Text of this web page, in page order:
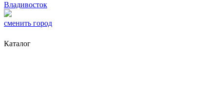
Владивосток
сменить город
Каталог